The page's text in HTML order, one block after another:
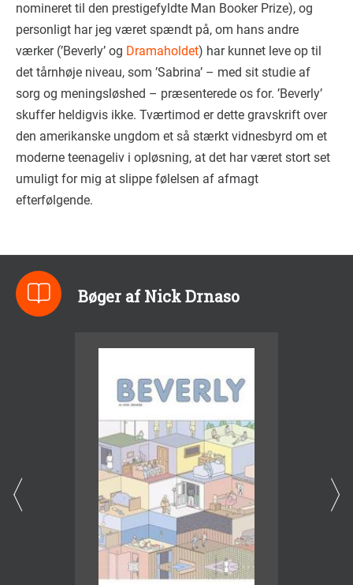
nomineret til den prestigefyldte Man Booker Prize), og
personligt har jeg været spændt på, om hans andre
værker (’Beverly’ og Dramaholdet) har kunnet leve op til
det tårnhøje niveau, som ’Sabrina’ – med sit studie af
sorg og meningsløshed – præsenterede os for. ’Beverly’
skuffer heldigvis ikke. Tværtimod er dette gravskrift over
den amerikanske ungdom et så stærkt vidnesbyrd om et
moderne teenageliv i opløsning, at det har været stort set
umuligt for mig at slippe følelsen af afmagt
efterfølgende.
Bøger af Nick Drnaso